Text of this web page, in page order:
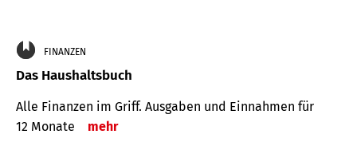
FINANZEN
Das Haushaltsbuch
Alle Finanzen im Griff. Aus­gaben und Ein­nahmen für
12 Monate
mehr